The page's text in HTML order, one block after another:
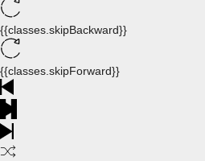
{{classes.skipBackward}}
{{classes.skipForward}}